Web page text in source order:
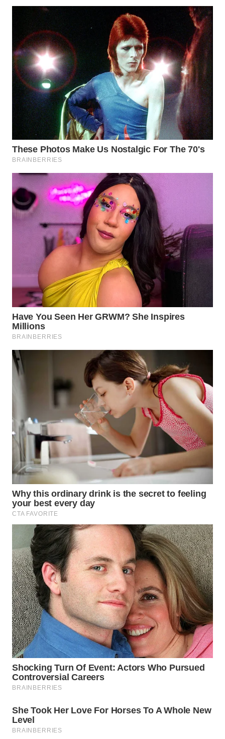
WN
WN
LANGKAT
WN
TAPANULI
SELATAN
WN
TANJUNG
LESUNG
WN
KARO
SIMALUNGUN
LABUHANBATU
WN
TAPANULI
TENGAH
WN DELI
WN
PAKPAK
WN
KARAWANG
WN
BEKASI
WN
BOGOR
WN
DEPOK
WN
TAPANULI
UTARA
WN
SAMOSIR
WN
LAWAS